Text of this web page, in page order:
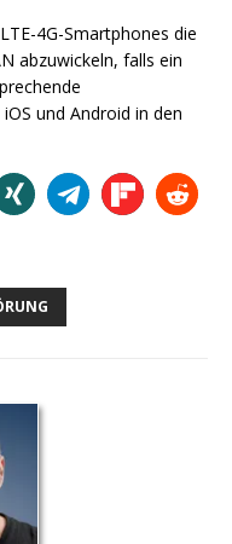
4G-Smartphones die
abzuwickeln, falls ein
und Android in den